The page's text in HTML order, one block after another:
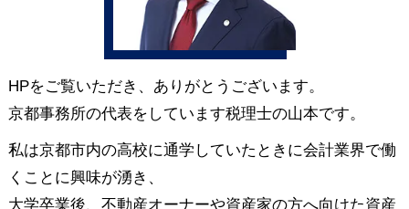
HPをご覧いただき、ありがとうございます。
京都事務所の代表をしています税理士の山本です。
私は京都市内の高校に通学していたときに会計業界で働
くことに興味が湧き、
大学卒業後、不動産オーナーや資産家の方へ向けた資産